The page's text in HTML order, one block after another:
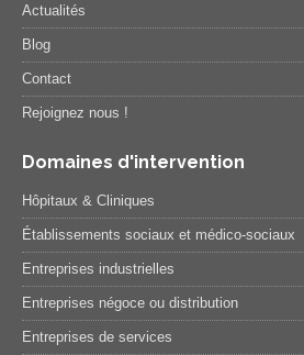
Actualités
Blog
Contact
Rejoignez nous !
Domaines d'intervention
Hôpitaux & Cliniques
Établissements sociaux et médico-sociaux
Entreprises industrielles
Entreprises négoce ou distribution
Entreprises de services